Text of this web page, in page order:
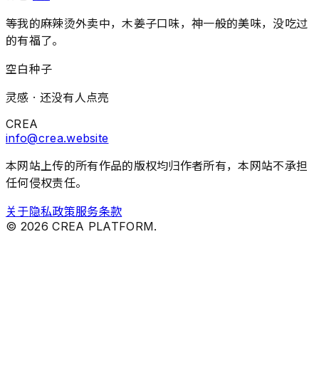
等我的麻辣烫外卖中，木姜子口味，神一般的美味，没吃过
的有福了。
空白种子
灵感 · 还没有人点亮
CREA
info@crea.website
本网站上传的所有作品的版权均归作者所有，本网站不承担
任何侵权责任。
关于隐私政策服务条款
© 2026 CREA PLATFORM.